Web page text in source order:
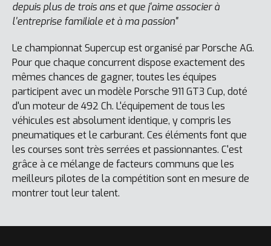
depuis plus de trois ans et que j'aime associer à
l'entreprise familiale et à ma passion"
Le championnat Supercup est organisé par Porsche AG.
Pour que chaque concurrent dispose exactement des
mêmes chances de gagner, toutes les équipes
participent avec un modèle Porsche 911 GT3 Cup, doté
d'un moteur de 492 Ch. L'équipement de tous les
véhicules est absolument identique, y compris les
pneumatiques et le carburant. Ces éléments font que
les courses sont très serrées et passionnantes. C'est
grâce à ce mélange de facteurs communs que les
meilleurs pilotes de la compétition sont en mesure de
montrer tout leur talent.